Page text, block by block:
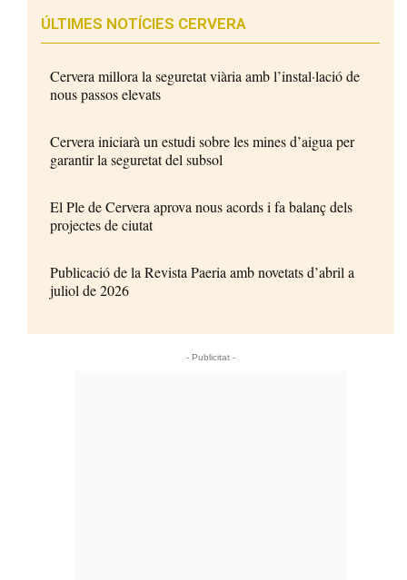
ÚLTIMES NOTÍCIES CERVERA
Cervera millora la seguretat viària amb l’instal·lació de
nous passos elevats
Cervera iniciarà un estudi sobre les mines d’aigua per
garantir la seguretat del subsol
El Ple de Cervera aprova nous acords i fa balanç dels
projectes de ciutat
Publicació de la Revista Paeria amb novetats d’abril a
juliol de 2026
- Publicitat -